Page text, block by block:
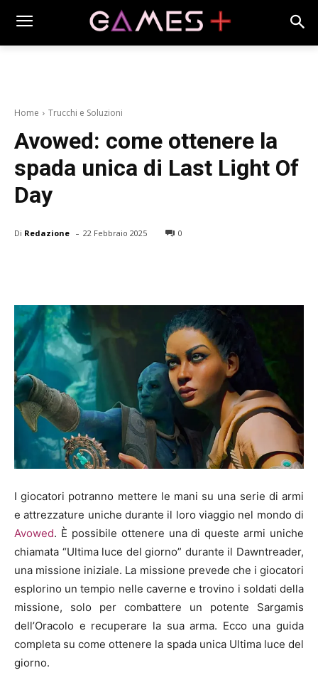
Home Trucchi e Soluzioni
Avowed: come ottenere la
spada unica di Last Light Of
Day
Di Redazione - 22 Febbraio 2025 0
I giocatori potranno mettere le mani su una serie di armi
e attrezzature uniche durante il loro viaggio nel mondo di
Avowed. È possibile ottenere una di queste armi uniche
chiamata “Ultima luce del giorno” durante il Dawntreader,
una missione iniziale. La missione prevede che i giocatori
esplorino un tempio nelle caverne e trovino i soldati della
missione, solo per combattere un potente Sargamis
dell’Oracolo e recuperare la sua arma. Ecco una guida
completa su come ottenere la spada unica Ultima luce del
giorno.